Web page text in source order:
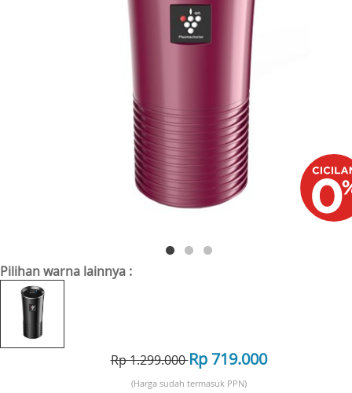
Pilihan warna lainnya :
Rp 1.299.000Rp 719.000
(Harga sudah termasuk PPN)